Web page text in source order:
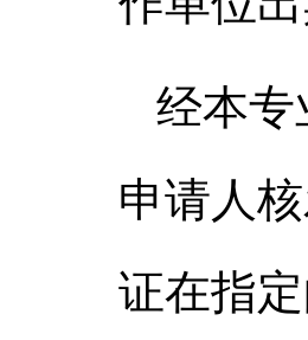
经本专
申请人
证在指